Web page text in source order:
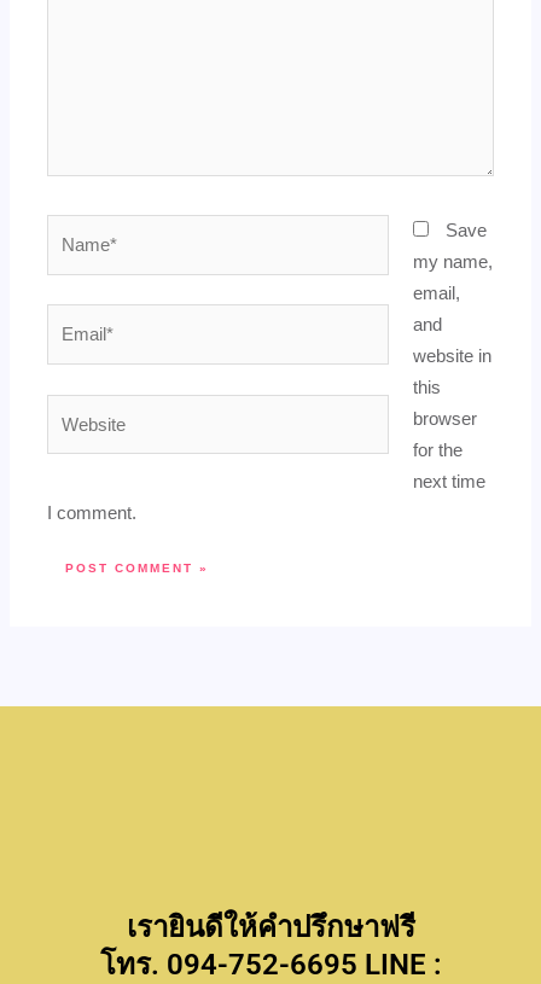
Save
my name,
email,
and
website in
this
browser
for the
next time
I comment.
เรายินดีให้คำปรึกษาฟรี
โทร. 094-752-6695 LINE :